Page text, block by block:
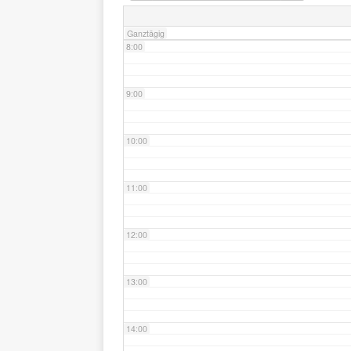
Ganztägig
8:00
9:00
10:00
11:00
12:00
13:00
14:00